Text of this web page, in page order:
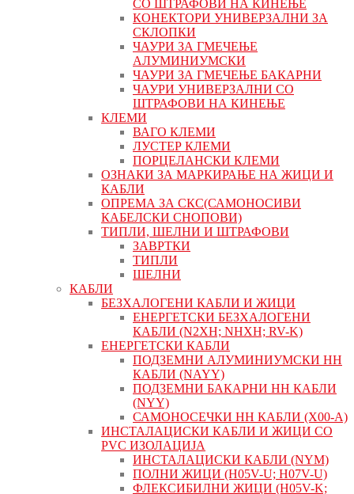
СО ШТРАФОВИ НА КИНЕЊЕ
КОНЕКТОРИ УНИВЕРЗАЛНИ ЗА
СКЛОПКИ
ЧАУРИ ЗА ГМЕЧЕЊЕ
АЛУМИНИУМСКИ
ЧАУРИ ЗА ГМЕЧЕЊЕ БАКАРНИ
ЧАУРИ УНИВЕРЗАЛНИ СО
ШТРАФОВИ НА КИНЕЊЕ
КЛЕМИ
ВАГО КЛЕМИ
ЛУСТЕР КЛЕМИ
ПОРЦЕЛАНСКИ КЛЕМИ
ОЗНАКИ ЗА МАРКИРАЊЕ НА ЖИЦИ И
КАБЛИ
ОПРЕМА ЗА СКС(САМОНОСИВИ
КАБЕЛСКИ СНОПОВИ)
ТИПЛИ, ШЕЛНИ И ШТРАФОВИ
ЗАВРТКИ
ТИПЛИ
ШЕЛНИ
КАБЛИ
БЕЗХАЛОГЕНИ КАБЛИ И ЖИЦИ
ЕНЕРГЕТСКИ БЕЗХАЛОГЕНИ
КАБЛИ (N2XH; NHXH; RV-K)
ЕНЕРГЕТСКИ КАБЛИ
ПОДЗЕМНИ АЛУМИНИУМСКИ НН
КАБЛИ (NAYY)
ПОДЗЕМНИ БАКАРНИ НН КАБЛИ
(NYY)
САМОНОСЕЧКИ НН КАБЛИ (X00-A)
ИНСТАЛАЦИСКИ КАБЛИ И ЖИЦИ СО
PVC ИЗОЛАЦИЈА
ИНСТАЛАЦИСКИ КАБЛИ (NYM)
ПОЛНИ ЖИЦИ (H05V-U; H07V-U)
ФЛЕКСИБИЛНИ ЖИЦИ (H05V-K;